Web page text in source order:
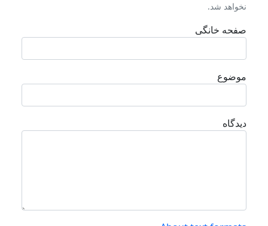
نخواهد شد.
صفحه خانگی
موضوع
دیدگاه